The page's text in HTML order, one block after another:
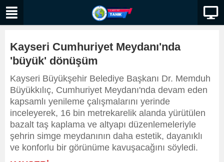
Kayseri Cumhuriyet Meydanı'nda
'büyük' dönüşüm
Kayseri Büyükşehir Belediye Başkanı Dr. Memduh
Büyükkılıç, Cumhuriyet Meydanı'nda devam eden
kapsamlı yenileme çalışmalarını yerinde
inceleyerek, 16 bin metrekarelik alanda yürütülen
bazalt taş kaplama ve altyapı düzenlemeleriyle
şehrin simge meydanının daha estetik, dayanıklı
ve konforlu bir görünüme kavuşacağını söyledi.